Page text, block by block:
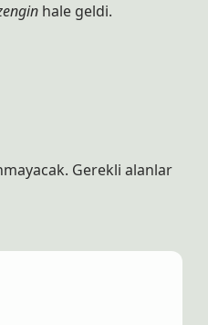
hale geldi.
Gerekli alanlar